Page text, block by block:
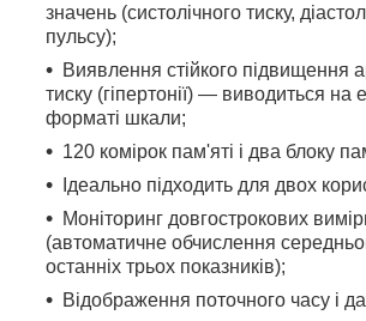
значень (систолічного тиску,
пульсу);
Виявлення стійкого підвищення
тиску (гіпертонії) ― виводиться на
форматі шкали;
120 комірок пам'яті і два блоку
Ідеально підходить для двох
Моніторинг довгострокових
(автоматичне обчислення
останніх трьох показників);
Відображення поточного часу і